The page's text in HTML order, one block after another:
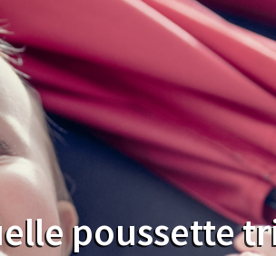
poussette